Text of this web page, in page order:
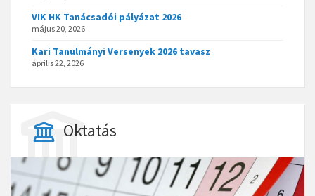
VIK HK Tanácsadói pályázat 2026
május 20, 2026
Kari Tanulmányi Versenyek 2026 tavasz
április 22, 2026
Oktatás